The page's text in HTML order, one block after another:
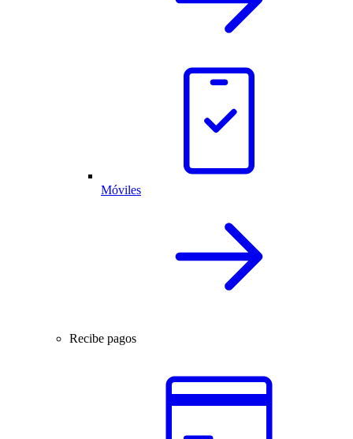
Móviles
Recibe pagos